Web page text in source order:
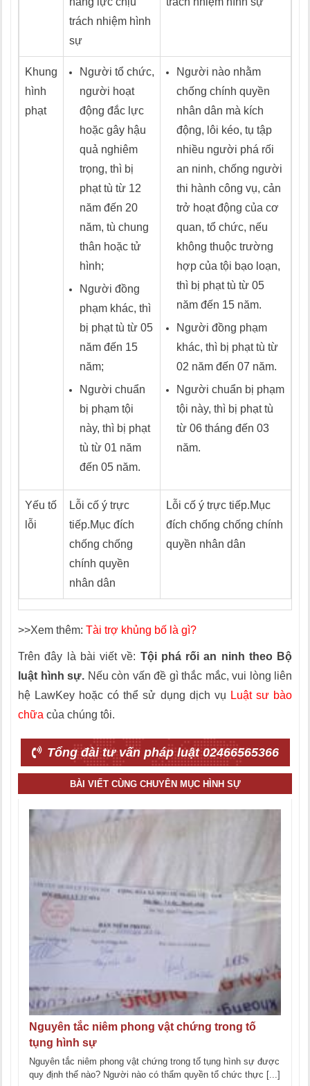
trách nhiệm hình
sự
Khung
hình
phạt
Người tổ chức,
người hoạt
động đắc lực
hoặc gây hậu
quả nghiêm
trọng, thì bị
phạt tù từ 12
năm đến 20
năm, tù chung
thân hoặc tử
hình;
Người đồng
phạm khác, thì
bị phạt tù từ 05
năm đến 15
năm;
Người chuẩn
bị phạm tội
này, thì bị phạt
tù từ 01 năm
đến 05 năm.
Người nào nhằm
chống chính quyền
nhân dân mà kích
động, lôi kéo, tụ tập
nhiều người phá rối
an ninh, chống người
thi hành công vụ, cản
trở hoạt động của cơ
quan, tổ chức, nếu
không thuộc trường
hợp của tội bạo loạn,
thì bị phạt tù từ 05
năm đến 15 năm.
Người đồng phạm
khác, thì bị phạt tù từ
02 năm đến 07 năm.
Người chuẩn bị phạm
tội này, thì bị phạt tù
từ 06 tháng đến 03
năm.
Yếu tố
lỗi
Lỗi cố ý trực
tiếp.Mục đích
chống chống
chính quyền
nhân dân
Lỗi cố ý trực tiếp.Mục
đích chống chống chính
quyền nhân dân
>>Xem thêm: Tài trợ khủng bố là gì?
Trên đây là bài viết về: Tội phá rối an ninh theo Bộ
luật hình sự. Nếu còn vấn đề gì thắc mắc, vui lòng liên
hệ LawKey hoặc có thể sử dụng dịch vụ Luật sư bào
chữa của chúng tôi.
Tổng đài tư vấn pháp luật 02466565366
BÀI VIẾT CÙNG CHUYÊN MỤC HÌNH SỰ
Nguyên tắc niêm phong vật chứng trong tố
tụng hình sự
Nguyên tắc niêm phong vật chứng trong tố tụng hình sự được
quy định thế nào? Người nào có thẩm quyền tổ chức thực [...]